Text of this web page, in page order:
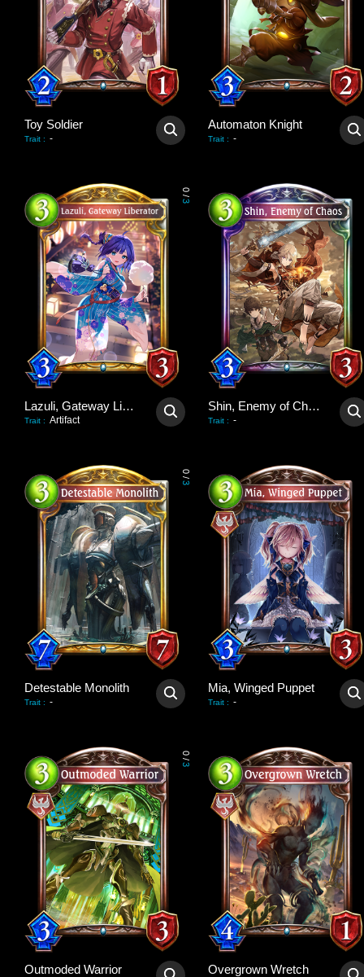
Toy Soldier
Trait : -
Automaton Knight
Trait : -
0
/
3
Lazuli, Gateway Liberator
Trait : Artifact
Shin, Enemy of Chaos
Trait : -
0
/
3
Detestable Monolith
Trait : -
Mia, Winged Puppet
Trait : -
0
/
3
Outmoded Warrior Overgrown Wretch